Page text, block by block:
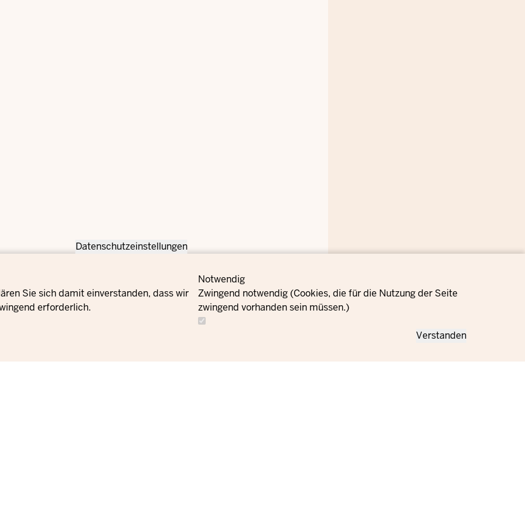
Datenschutzeinstellungen
Sie sich damit einverstanden, dass wir
erforderlich.
Notwendig
Zwingend notwendig (Cookies, die für die Nutzung der Seite
zwingend vorhanden sein müssen.)
Verstanden